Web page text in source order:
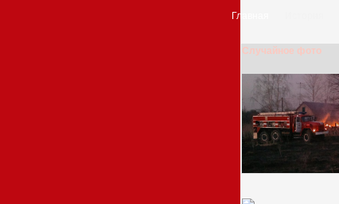
Главная
Случайное фото